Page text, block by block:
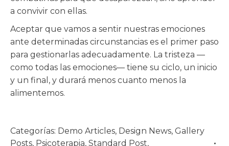
a convivir con ellas.
Aceptar que vamos a sentir nuestras emociones
ante determinadas circunstancias es el primer paso
para gestionarlas adecuadamente. La tristeza —
como todas las emociones— tiene su ciclo, un inicio
y un final, y durará menos cuanto menos la
alimentemos.
Categorías: Demo Articles, Design News, Gallery
Posts, Psicoterapia, Standard Post,